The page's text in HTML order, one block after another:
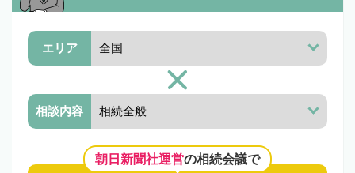
エリア
相談内容
朝日新聞社運営の相続会議で